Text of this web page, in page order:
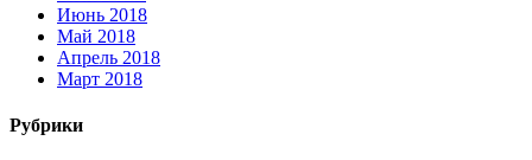
Июнь 2018
Май 2018
Апрель 2018
Март 2018
Рубрики